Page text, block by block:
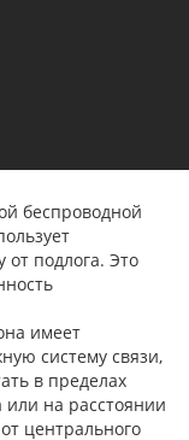
беспроводной
подлога. Это
имеет
систему связи,
в пределах
или на расстоянии
центрального